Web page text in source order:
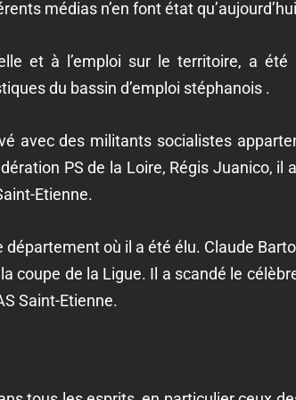
médias n’en font état
et à l’emploi sur le territoire, a été
du bassin d’emploi stéphanois .
avecdes militants socialistes
PS de la Loire, Régis Juanico, il
Etienne.
département où il a été élu. Claude
coupe de la Ligue. Il a scandé le
Saint-Etienne.